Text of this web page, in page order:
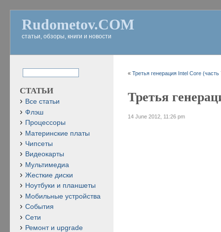
Rudometov.COM
статьи, обзоры, книги и новости
«Третья генерация Intel Core (часть
Третья
14 June 2012, 11:26 pm
СТАТЬИ
Все статьи
Флэш
Процессоры
Материнские платы
Чипсеты
Видеокарты
Мультимедиа
Жесткие диски
Ноутбуки и планшеты
Мобильные устройства
События
Сети
Ремонт и upgrade